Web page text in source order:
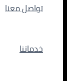
تواصل معنا
خدماتنا